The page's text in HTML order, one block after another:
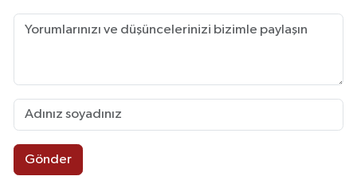
Gönder